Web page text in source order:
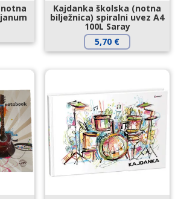
Kajdanka školska (notna
bilježnica) spiralni uvez A4
100L Saray
5,70 €